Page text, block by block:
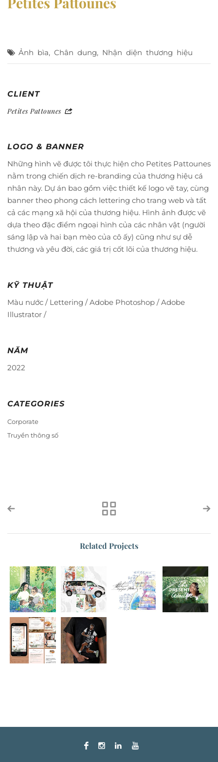
Ảnh bìa, Chân dung, Nhận diện thương hiệu
CLIENT
Petites Pattounes
LOGO & BANNER
Những hình vẽ được tôi thực hiện cho Petites Pattounes
nằm trong chiến dịch re-branding của thương hiệu cá
nhân này. Dự án bao gồm việc thiết kế logo vẽ tay, cùng
banner theo phong cách lettering cho trang web và tất
cả các mạng xã hội của thương hiệu. Hình ảnh được vẽ
dựa theo đặc điểm ngoại hình của các nhân vật (người
sáng lập và hai bạn mèo của cô ấy) cũng như sự dễ
thương và yêu đời, các giá trị cốt lõi của thương hiệu.
KỸ THUẬT
Màu nước / Lettering / Adobe Photoshop / Adobe
Illustrator /
NĂM
2022
CATEGORIES
Corporate
Truyền thông số
Related Projects